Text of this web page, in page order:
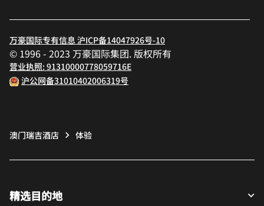
万豪国际专有信息 沪ICP备14047926号-10
© 1996 - 2023 万豪国际集团. 版权所有
营业执照: 91310000778059716E
沪公网备31010402006319号
澳门瑞吉酒店 体验
精选目的地